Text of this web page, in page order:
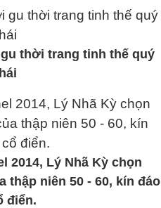
thời trang tinh thế quý
2014, Lý Nhã Kỳ chọn
thập niên 50 - 60, kín đáo
điển.